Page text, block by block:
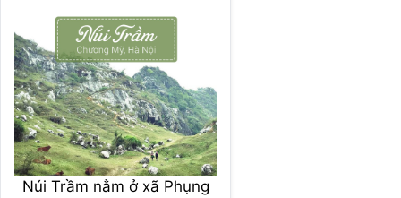
Núi Trầm nằm ở xã Phụng